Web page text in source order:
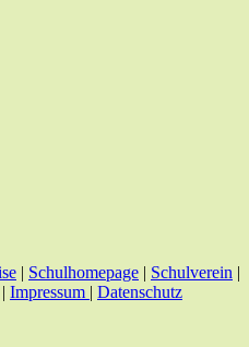
| Schulhomepage | Schulverein |
| Impressum | Datenschutz